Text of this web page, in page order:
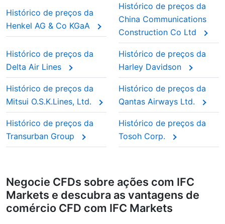
Histórico de preços da
Henkel AG & Co KGaA
Histórico de preços da
China Communications
Construction Co Ltd
Histórico de preços da
Delta Air Lines
Histórico de preços da
Harley Davidson
Histórico de preços da
Mitsui O.S.K.Lines, Ltd.
Histórico de preços da
Qantas Airways Ltd.
Histórico de preços da
Transurban Group
Histórico de preços da
Tosoh Corp.
Negocie CFDs sobre ações com IFC
Markets e descubra as vantagens de
comércio CFD com IFC Markets